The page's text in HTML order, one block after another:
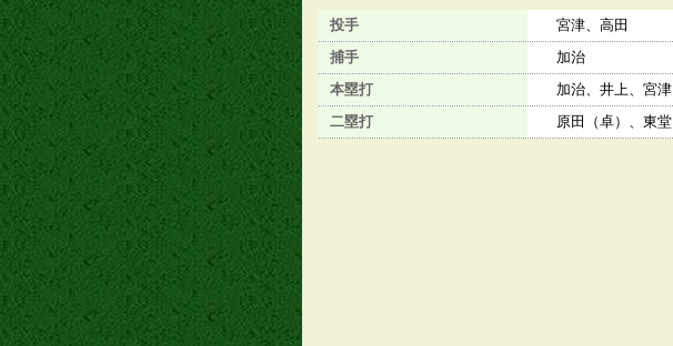
投手
宮津、高田
捕手
加治
本塁打
加治、井上、宮津
二塁打
原田（卓）、東堂